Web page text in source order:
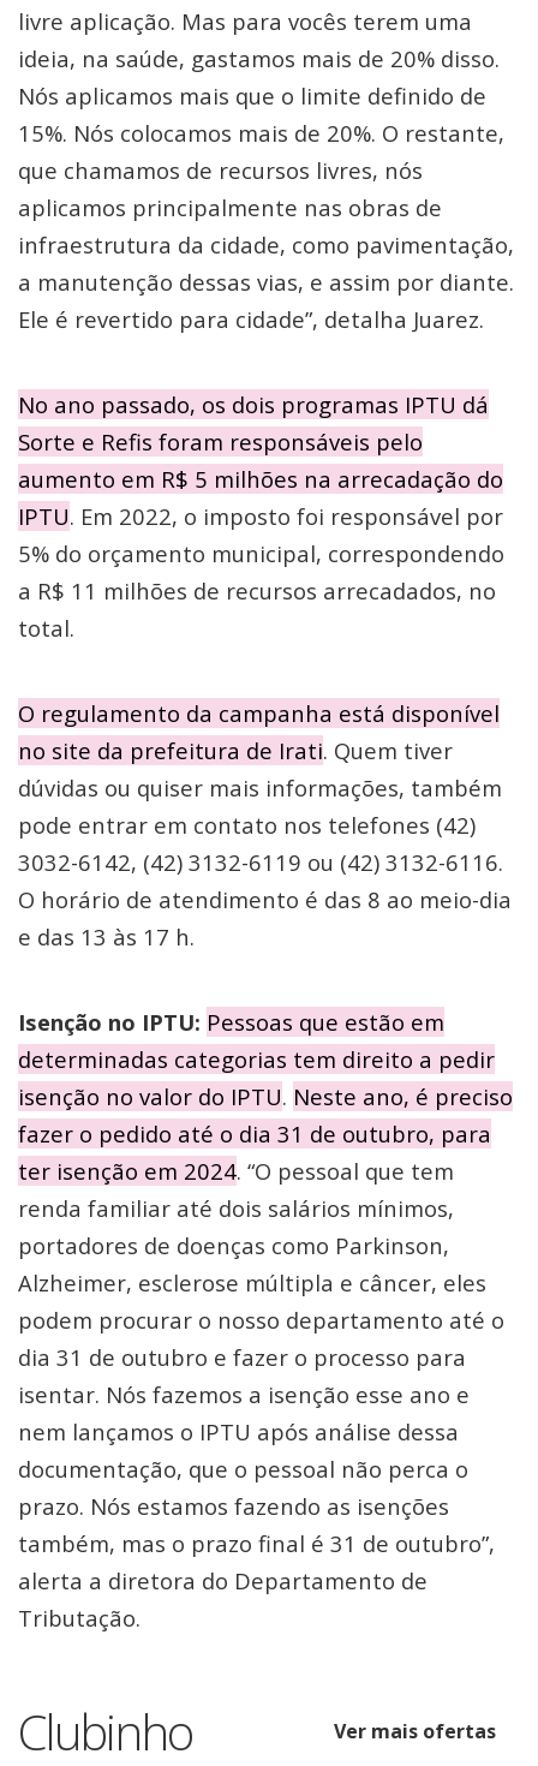
livre aplicação. Mas para vocês terem uma
ideia, na saúde, gastamos mais de 20% disso.
Nós aplicamos mais que o limite definido de
15%. Nós colocamos mais de 20%. O restante,
que chamamos de recursos livres, nós
aplicamos principalmente nas obras de
infraestrutura da cidade, como pavimentação,
a manutenção dessas vias, e assim por diante.
Ele é revertido para cidade”, detalha Juarez.
No ano passado, os dois programas IPTU dá
Sorte e Refis foram responsáveis pelo
aumento em R$ 5 milhões na arrecadação do
IPTU. Em 2022, o imposto foi responsável por
5% do orçamento municipal, correspondendo
a R$ 11 milhões de recursos arrecadados, no
total.
O regulamento da campanha está disponível
no site da prefeitura de Irati. Quem tiver
dúvidas ou quiser mais informações, também
pode entrar em contato nos telefones (42)
3032-6142, (42) 3132-6119 ou (42) 3132-6116.
O horário de atendimento é das 8 ao meio-dia
e das 13 às 17 h.
Isenção no IPTU: Pessoas que estão em
determinadas categorias tem direito a pedir
isenção no valor do IPTU. Neste ano, é preciso
fazer o pedido até o dia 31 de outubro, para
ter isenção em 2024. “O pessoal que tem
renda familiar até dois salários mínimos,
portadores de doenças como Parkinson,
Alzheimer, esclerose múltipla e câncer, eles
podem procurar o nosso departamento até o
dia 31 de outubro e fazer o processo para
isentar. Nós fazemos a isenção esse ano e
nem lançamos o IPTU após análise dessa
documentação, que o pessoal não perca o
prazo. Nós estamos fazendo as isenções
também, mas o prazo final é 31 de outubro”,
alerta a diretora do Departamento de
Tributação.
Clubinho Ver mais ofertas